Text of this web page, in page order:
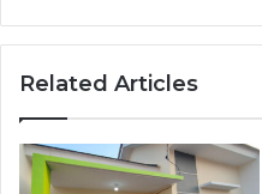
Related Articles